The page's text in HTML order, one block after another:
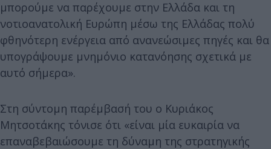
μπορούμε να παρέχουμε στην Ελλάδα και τη
νοτιοανατολική Ευρώπη μέσω της Ελλάδας πολύ
φθηνότερη ενέργεια από ανανεώσιμες πηγές και θα
υπογράψουμε μνημόνιο κατανόησης σχετικά με
αυτό σήμερα».
Στη σύντομη παρέμβασή του ο Κυριάκος
Μητσοτάκης τόνισε ότι «είναι μία ευκαιρία να
επαναβεβαιώσουμε τη δύναμη της στρατηγικής